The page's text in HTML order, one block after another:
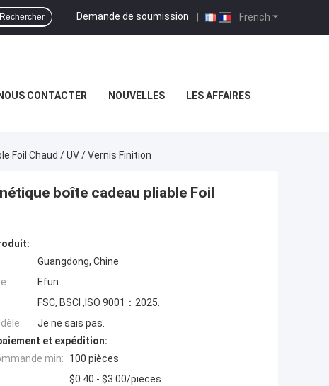
French
Demande de soumission |
Rechercher
NOUS CONTACTER NOUVELLES LES AFFAIRES
Foil Chaud / UV / Vernis Finition
boîte cadeau pliable Foil
Guangdong, Chine
Efun
FSC, BSCI ,ISO 9001：2025.
Je ne sais pas.
et expédition:
min:
100 pièces
$0.40 - $3.00/pieces